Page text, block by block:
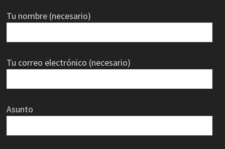
Tu nombre (necesario)
Tu correo electrónico (necesario)
Asunto